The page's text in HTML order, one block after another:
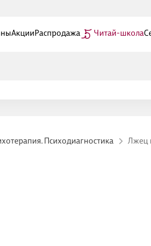
АкцииРаспродажа Читай-школа
Психодиагностика Лжец